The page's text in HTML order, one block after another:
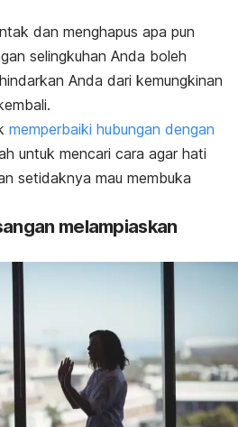
dan menghapus apa pun
selingkuhan Anda boleh
Anda dari kemungkinan
memperbaiki hubungan dengan
untuk mencari cara agar hati
setidaknya mau membuka
melampiaskan